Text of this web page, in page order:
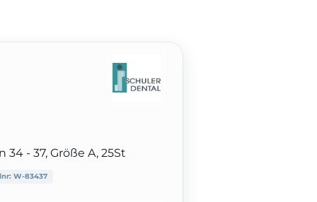
34 - 37, Größe A, 25St
W-83437